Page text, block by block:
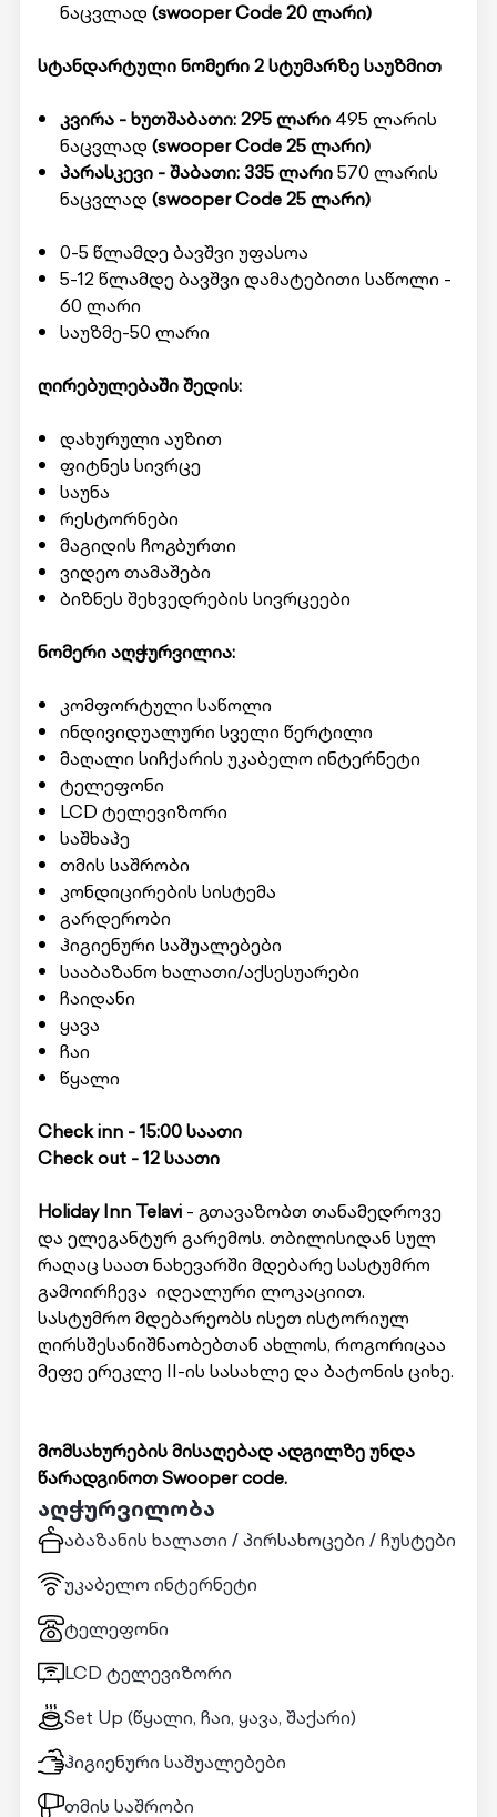
ნაცვლად (swooper Code 20 ლარი)
სტანდარტული ნომერი 2 სტუმარზე საუზმით
კვირა - ხუთშაბათი: 295 ლარი495 ლარის
ნაცვლად (swooper Code 25 ლარი)
პარასკევი - შაბათი: 335 ლარი570 ლარის
ნაცვლად (swooper Code 25 ლარი)
0-5 წლამდე ბავშვი უფასოა
5-12 წლამდე ბავშვი დამატებითი საწოლი -
60 ლარი
საუზმე-50 ლარი
ღირებულებაში შედის:
დახურული აუზით
ფიტნეს სივრცე
საუნა
რესტორნები
მაგიდის ჩოგბურთი
ვიდეო თამაშები
ბიზნეს შეხვედრების სივრცეები
ნომერი აღჭურვილია:
კომფორტული საწოლი
ინდივიდუალური სველი წერტილი
მაღალი სიჩქარის უკაბელო ინტერნეტი
ტელეფონი
LCD ტელევიზორი
საშხაპე
თმის საშრობი
კონდიცირების სისტემა
გარდერობი
ჰიგიენური საშუალებები
სააბაზანო ხალათი/აქსესუარები
ჩაიდანი
ყავა
ჩაი
წყალი
Check inn - 15:00 საათი
Check out - 12 საათი
Holiday Inn Telavi- გთავაზობთ თანამედროვე
და ელეგანტურ გარემოს. თბილისიდან სულ
რაღაც საათ ნახევარში მდებარე სასტუმრო
გამოირჩევა იდეალური ლოკაციით.
სასტუმრო მდებარეობს ისეთ ისტორიულ
ღირსშესანიშნაობებთან ახლოს, როგორიცაა
მეფე ერეკლე II-ის სასახლე და ბატონის ციხე.
მომსახურების მისაღებად ადგილზე უნდა
წარადგინოთ Swooper code.
აღჭურვილობა
აბაზანის ხალათი / პირსახოცები / ჩუსტები
უკაბელო ინტერნეტი
ტელეფონი
LCD ტელევიზორი
Set Up (წყალი, ჩაი, ყავა, შაქარი)
ჰიგიენური საშუალებები
თმის საშრობი